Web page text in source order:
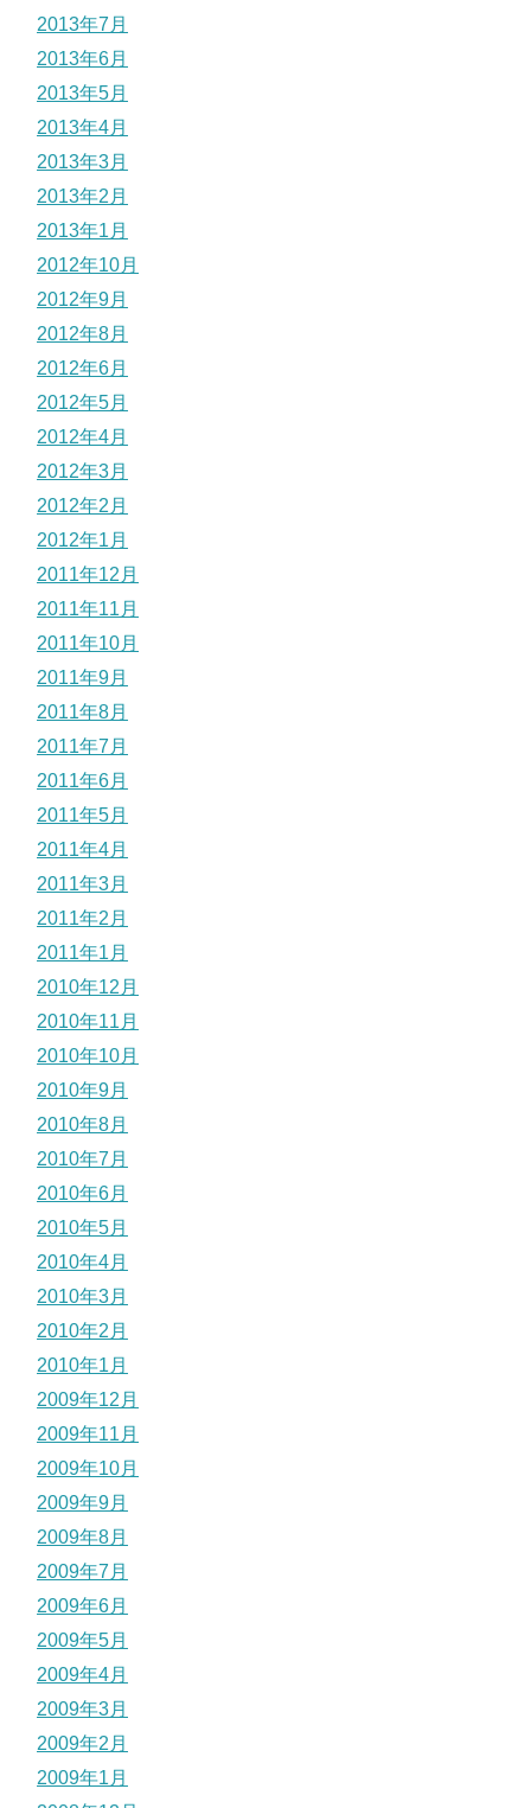
2013年7月
2013年6月
2013年5月
2013年4月
2013年3月
2013年2月
2013年1月
2012年10月
2012年9月
2012年8月
2012年6月
2012年5月
2012年4月
2012年3月
2012年2月
2012年1月
2011年12月
2011年11月
2011年10月
2011年9月
2011年8月
2011年7月
2011年6月
2011年5月
2011年4月
2011年3月
2011年2月
2011年1月
2010年12月
2010年11月
2010年10月
2010年9月
2010年8月
2010年7月
2010年6月
2010年5月
2010年4月
2010年3月
2010年2月
2010年1月
2009年12月
2009年11月
2009年10月
2009年9月
2009年8月
2009年7月
2009年6月
2009年5月
2009年4月
2009年3月
2009年2月
2009年1月